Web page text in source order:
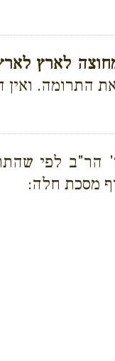
לארץ
התרומה. ואין
הר"ב לפי
מסכת חלה: